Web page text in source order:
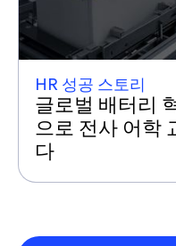
HR 성공 스토리
글로벌 배터리
으로 전사 어학
다